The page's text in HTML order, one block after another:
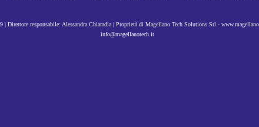
responsabile: Alessandra Chiaradia | Proprietà di Magellano Tech Solutions Srl -
info@magellanotech.it